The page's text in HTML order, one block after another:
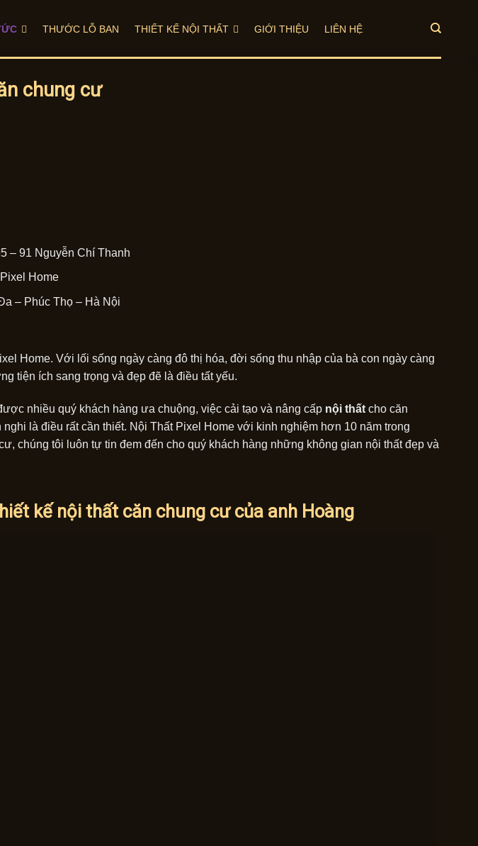
THƯỚC LỖ BAN THIẾT KẾ NỘI THẤT GIỚI THIỆU LIÊN HỆ
chung cư
– 91 Nguyễn Chí Thanh
Home
– Phúc Thọ – Hà Nội
Home. Với lối sống ngày càng đô thị hóa, đời sống thu nhập của bà con ngày càng
tiện ích sang trọng và đẹp đẽ là điều tất yếu.
nhiều quý khách hàng ưa chuộng, việc cải tạo và nâng cấp nội thất cho căn
là điều rất cần thiết. Nội Thất Pixel Home với kinh nghiệm hơn 10 năm trong
chúng tôi luôn tự tin đem đến cho quý khách hàng những không gian nội thất đẹp và
kế nội thất căn chung cư của anh Hoàng